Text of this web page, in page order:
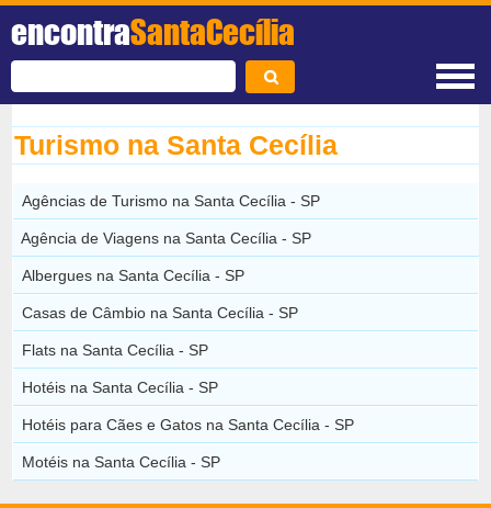
encontraSantaCecília
Turismo na Santa Cecília
Agências de Turismo na Santa Cecília - SP
Agência de Viagens na Santa Cecília - SP
Albergues na Santa Cecília - SP
Casas de Câmbio na Santa Cecília - SP
Flats na Santa Cecília - SP
Hotéis na Santa Cecília - SP
Hotéis para Cães e Gatos na Santa Cecília - SP
Motéis na Santa Cecília - SP